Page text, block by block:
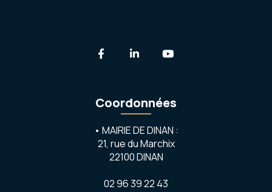
Lien vers le compte Facebook
Lien vers le compte
Coordonnées
• MAIRIE DE DINAN :
21, rue du Marchix
22100 DINAN
02 96 39 22 43